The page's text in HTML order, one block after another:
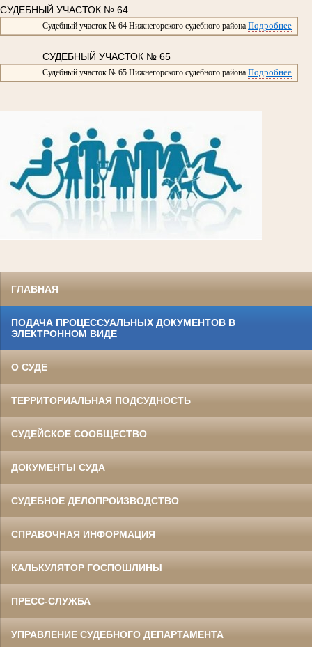
СУДЕБНЫЙ УЧАСТОК № 64
Судебный участок № 64 Нижнегорского судебного района Подробнее
СУДЕБНЫЙ УЧАСТОК № 65
Судебный участок № 65 Нижнегорского судебного района Подробнее
ГЛАВНАЯ
ПОДАЧА ПРОЦЕССУАЛЬНЫХ ДОКУМЕНТОВ В
ЭЛЕКТРОННОМ ВИДЕ
О СУДЕ
ТЕРРИТОРИАЛЬНАЯ ПОДСУДНОСТЬ
СУДЕЙСКОЕ СООБЩЕСТВО
ДОКУМЕНТЫ СУДА
СУДЕБНОЕ ДЕЛОПРОИЗВОДСТВО
СПРАВОЧНАЯ ИНФОРМАЦИЯ
КАЛЬКУЛЯТОР ГОСПОШЛИНЫ
ПРЕСС-СЛУЖБА
УПРАВЛЕНИЕ СУДЕБНОГО ДЕПАРТАМЕНТА